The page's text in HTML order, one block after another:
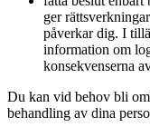
ger
påverkar dig. I
information om
konsekvenserna
Du kan vid behov bli
behandling av dina